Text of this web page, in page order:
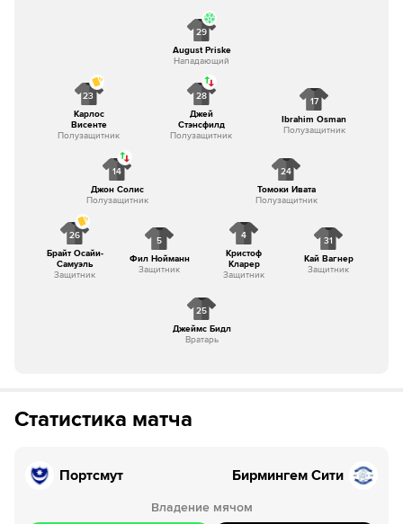
25
Джеймс Бидл
Вратарь
26
Брайт Осайи-
Самуэль
Защитник
5
Фил Нойманн
Защитник
4
Кристоф
Кларер
Защитник
31
Кай Вагнер
Защитник
14
Джон Солис
Полузащитник
24
Томоки Ивата
Полузащитник
23
Карлос
Висенте
Полузащитник
28
Джей
Стэнсфилд
Полузащитник
17
Ibrahim Osman
Полузащитник
29
August Priske
Нападающий
Статистика матча
Портсмут Бирмингем Сити
Владение мячом